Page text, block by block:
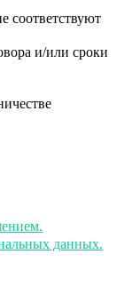
соответствуют
и/или сроки
данных.